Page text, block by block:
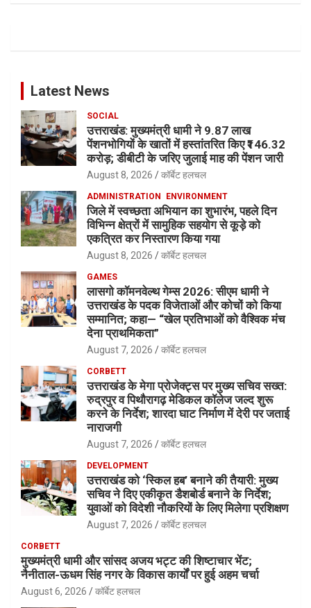
Latest News
SOCIAL
उत्तराखंड: मुख्यमंत्री धामी ने 9.87 लाख
पेंशनभोगियों के खातों में हस्तांतरित किए ₹146.32
करोड़; डीबीटी के जरिए जुलाई माह की पेंशन जारी
August 8, 2026 कॉर्बेट हलचल
ADMINISTRATION ENVIRONMENT
जिले में स्वच्छता अभियान का शुभारंभ, पहले दिन
विभिन्न क्षेत्रों में सामुहिक सहयोग से कूड़े को
एकत्रित कर निस्तारण किया गया
August 8, 2026 कॉर्बेट हलचल
GAMES
लासगो कॉमनवेल्थ गेम्स 2026: सीएम धामी ने
उत्तराखंड के पदक विजेताओं और कोचों को किया
सम्मानित; कहा— “खेल प्रतिभाओं को वैश्विक मंच
देना प्राथमिकता”
August 7, 2026 कॉर्बेट हलचल
CORBETT
उत्तराखंड के मेगा प्रोजेक्ट्स पर मुख्य सचिव सख्त:
रुद्रपुर व पिथौरागढ़ मेडिकल कॉलेज जल्द शुरू
करने के निर्देश; शारदा घाट निर्माण में देरी पर जताई
नाराजगी
August 7, 2026 कॉर्बेट हलचल
DEVELOPMENT
उत्तराखंड को ‘स्किल हब’ बनाने की तैयारी: मुख्य
सचिव ने दिए एकीकृत डैशबोर्ड बनाने के निर्देश;
युवाओं को विदेशी नौकरियों के लिए मिलेगा प्रशिक्षण
August 7, 2026 कॉर्बेट हलचल
CORBETT
मुख्यमंत्री धामी और सांसद अजय भट्ट की शिष्टाचार भेंट;
नैनीताल-ऊधम सिंह नगर के विकास कार्यों पर हुई अहम चर्चा
August 6, 2026 कॉर्बेट हलचल